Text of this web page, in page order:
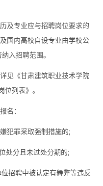
及专业应与招聘岗位要求的
国内高校自设专业由学校公
入招聘范围。
见《甘肃建筑职业技术学院
列表》。
名：
犯罪采取强制措施的;
处分且未过处分期的;
招聘中被认定有舞弊等违反